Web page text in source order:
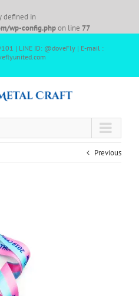
defined in
wp-config.phpon line 77
| LINE ID: @doveFly | E-mail :
Previous